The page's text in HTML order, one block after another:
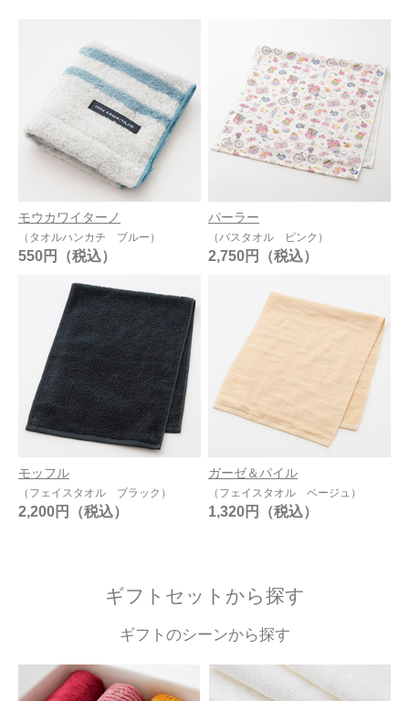
モウカワイターノ
（タオルハンカチ ブルー）
550円
パーラー
（バスタオル ピンク）
2,750円
モッフル
（フェイスタオル ブラック）
2,200円
ガーゼ＆パイル
（フェイスタオル ベージュ）
1,320円
ギフトセットから探す
ギフトのシーンから探す